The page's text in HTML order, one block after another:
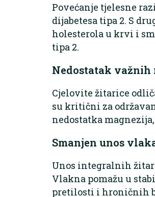
Povećanje tjelesne
dijabetesa tipa 2. S
holesterola u krvi i
tipa 2.
Nedostatak
Cjelovite žitarice
su kritični za
nedostatka
Smanjen unos
Unos integralnih
Vlakna pomažu u
pretilosti i hroničnih